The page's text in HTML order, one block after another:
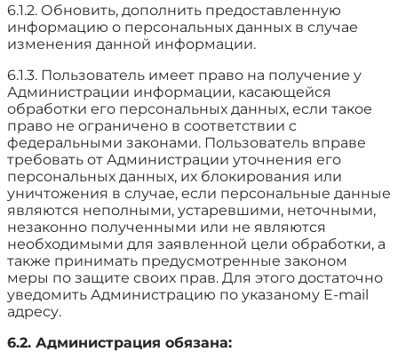
6.1.2. Обновить, дополнить предоставленную
информацию о персональных данных в случае
изменения данной информации.
6.1.3. Пользователь имеет право на получение у
Администрации информации, касающейся
обработки его персональных данных, если такое
право не ограничено в соответствии с
федеральными законами. Пользователь вправе
требовать от Администрации уточнения его
персональных данных, их блокирования или
уничтожения в случае, если персональные данные
являются неполными, устаревшими, неточными,
незаконно полученными или не являются
необходимыми для заявленной цели обработки, а
также принимать предусмотренные законом
меры по защите своих прав. Для этого достаточно
уведомить Администрацию по указаному E-mail
адресу.
6.2. Администрация обязана: